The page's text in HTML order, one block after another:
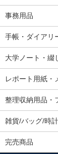
事務用品
手帳・ダイアリ
大学ノート・綴
レポート用紙・
整理収納用品・
雑貨/バッグ/時
完売商品